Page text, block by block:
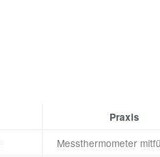
Praxis
Messthermometer